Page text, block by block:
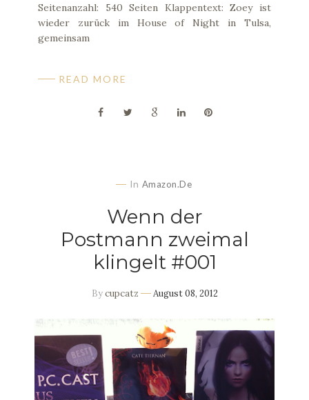
Seitenanzahl: 540 Seiten Klappentext: Zoey ist
wieder zurück im House of Night in Tulsa,
gemeinsam
READ MORE
In Amazon.de
Wenn der
Postmann zweimal
klingelt #001
Bycupcatz August 08, 2012